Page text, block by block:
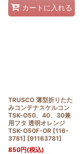
カートに入れる
TRUSCO 薄型折りたた
みコンテナスケルコン
TSK-O50、40、30兼
用フタ 透明オレンジ
TSK-O50F-OR [116-
3781] [91163781]
850円(税込)